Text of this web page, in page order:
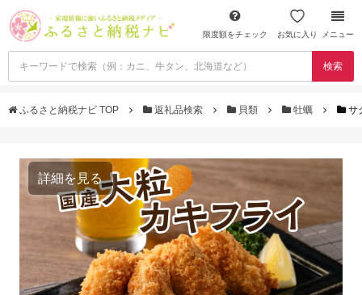
限度額をチェック お気に入り メニュー
検索
ふるさと納税ナビ TOP 返礼品検索 貝類 牡蠣 サ
詳細を見る